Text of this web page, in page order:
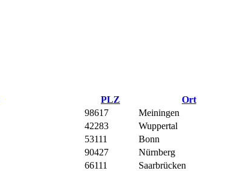
PLZ
Ort
98617
Meiningen
42283
Wuppertal
53111
Bonn
90427
Nürnberg
66111
Saarbrücken